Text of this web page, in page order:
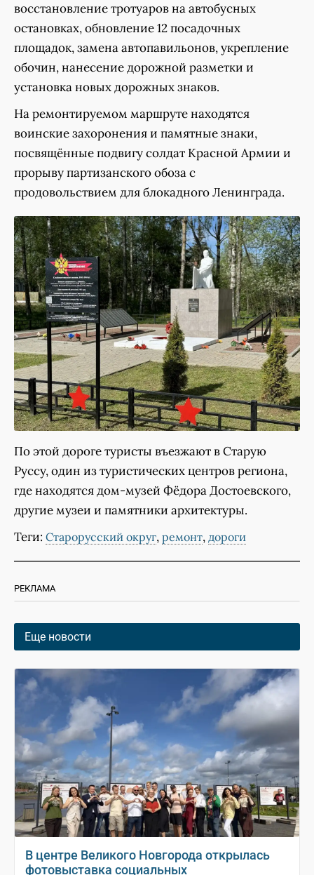
восстановление тротуаров на автобусных
остановках, обновление 12 посадочных
площадок, замена автопавильонов, укрепление
обочин, нанесение дорожной разметки и
установка новых дорожных знаков.
На ремонтируемом маршруте находятся
воинские захоронения и памятные знаки,
посвящённые подвигу солдат Красной Армии и
прорыву партизанского обоза с
продовольствием для блокадного Ленинграда.
По этой дороге туристы въезжают в Старую
Руссу, один из туристических центров региона,
где находятся дом-музей Фёдора Достоевского,
другие музеи и памятники архитектуры.
Теги: Старорусский округ, ремонт, дороги
РЕКЛАМА
Еще новости
В центре Великого Новгорода открылась
фотовыставка социальных